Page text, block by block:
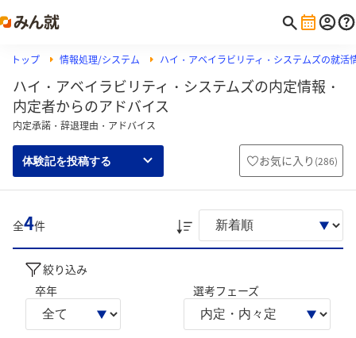
トップ 情報処理/システム ハイ・アベイラビリティ・システムズの就活
ハイ・アベイラビリティ・システムズの内定情報・
内定者からのアドバイス
内定承諾・辞退理由・アドバイス
体験記を投稿する お気に入り (286)
全4件
絞り込み
卒年
選考フェーズ